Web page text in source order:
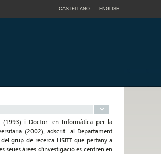
CASTELLANO ENGLISH
(1993) i Doctor en Informàtica per la
(2002), adscrit al Departament
grup de recerca LISITT que pertany a
seues àrees d'investigació es centren en